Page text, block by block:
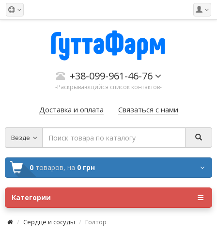
+38-099-961-46-76
-Раскрывающийся список контактов-
Доставка и оплата Связаться с нами
Везде
0 товаров, на 0 грн
Категории
Сердце и сосуды Голтор